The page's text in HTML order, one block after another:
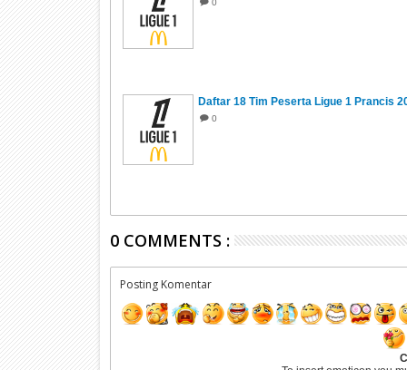
0
Daftar 18 Tim Peserta Ligue 1 Prancis
0
0 COMMENTS :
Posting Komentar